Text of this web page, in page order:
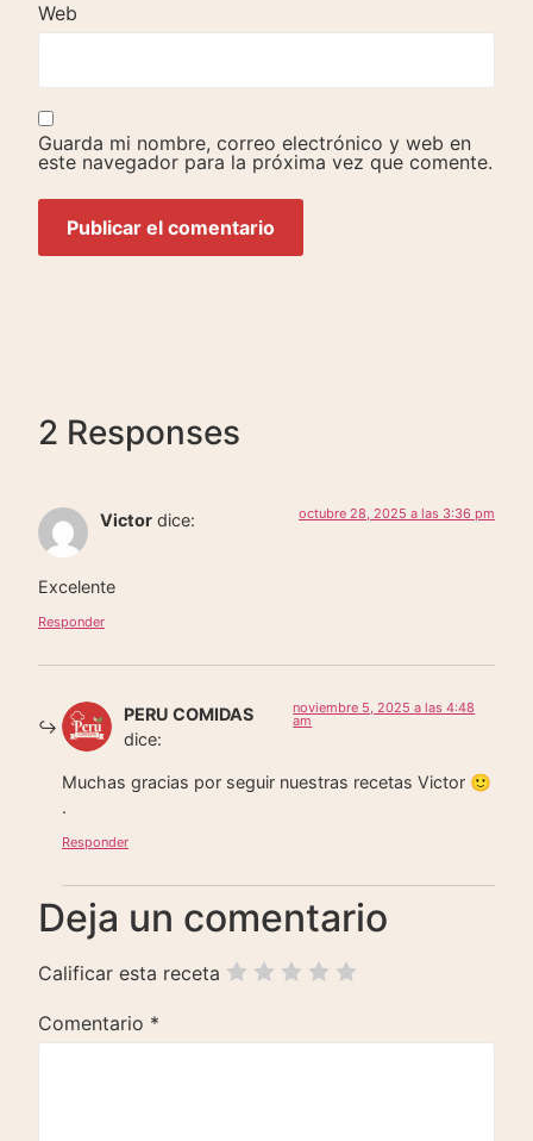
Web
Guarda mi nombre, correo electrónico y web en
este navegador para la próxima vez que comente.
2 Responses
Victor dice: octubre 28, 2025 a las 3:36 pm
Excelente
Responder
PERU COMIDAS
dice:
noviembre 5, 2025 a las 4:48
am
Muchas gracias por seguir nuestras recetas Victor 🙂
.
Responder
Deja un comentario
Calificar esta receta
Comentario *